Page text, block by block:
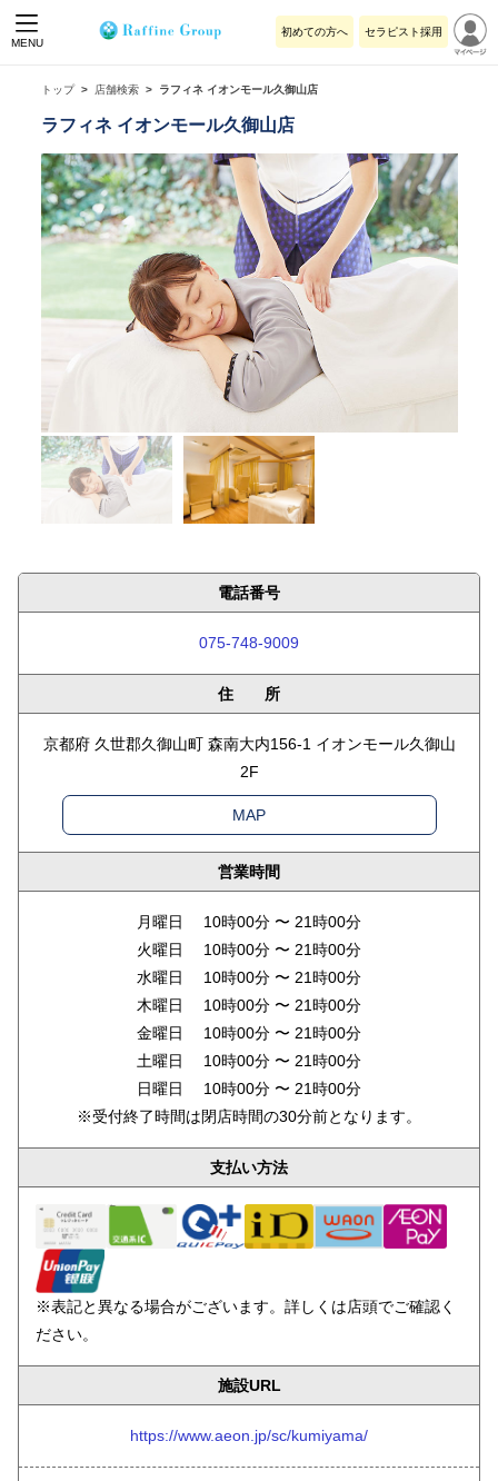
MENU
初めての方へ セラピスト採用
トップ 店舗検索 ラフィネ イオンモール久御山店
ラフィネ イオンモール久御山店
電話番号
075-748-9009
住 所
京都府 久世郡久御山町 森南大内156-1 イオンモール久御山
2F
MAP
営業時間
月曜日 10時00分 〜 21時00分
火曜日 10時00分 〜 21時00分
水曜日 10時00分 〜 21時00分
木曜日 10時00分 〜 21時00分
金曜日 10時00分 〜 21時00分
土曜日 10時00分 〜 21時00分
日曜日 10時00分 〜 21時00分
※受付終了時間は閉店時間の30分前となります。
支払い方法
※表記と異なる場合がございます。詳しくは店頭でご確認く
ださい。
施設URL
https://www.aeon.jp/sc/kumiyama/